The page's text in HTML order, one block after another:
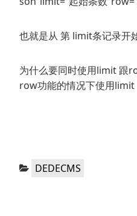
也就是从 第 limit条记录开
为什么要同时使用limit 跟
row功能的情况下使用limit
分
DEDECMS